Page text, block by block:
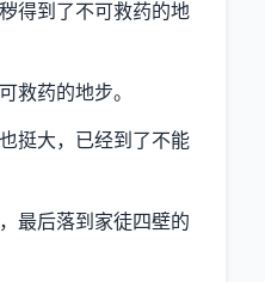
得到了不可救药的地
救药的地步。
挺大，已经到了不能
最后落到家徒四壁的